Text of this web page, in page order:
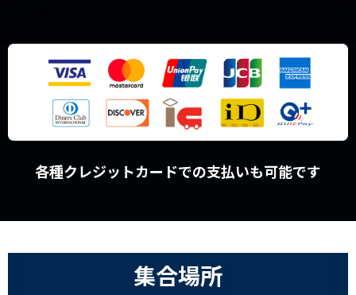
各種クレジットカードでの支払いも可能です
集合場所